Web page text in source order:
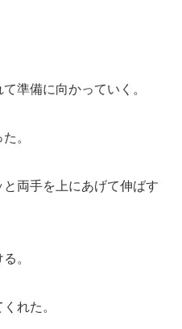
準備に向かっていく。
。
両手を上にあげて伸ばす
。
れた。